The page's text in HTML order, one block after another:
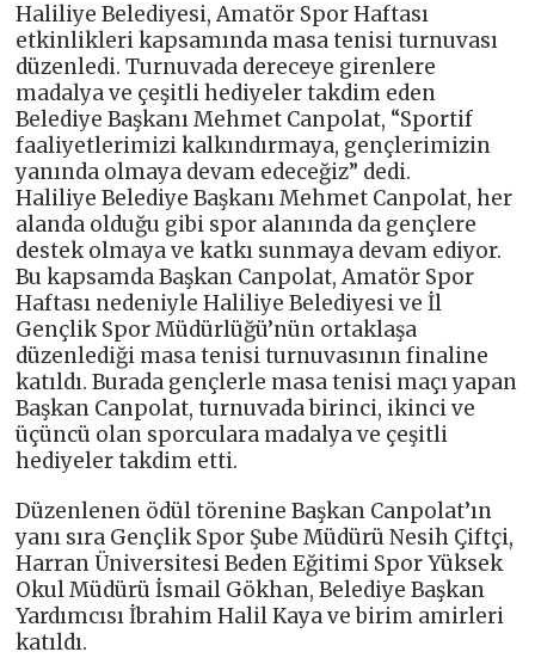
Haliliye Belediyesi, Amatör Spor Haftası
etkinlikleri kapsamında masa tenisi turnuvası
düzenledi. Turnuvada dereceye girenlere
madalya ve çeşitli hediyeler takdim eden
Belediye Başkanı Mehmet Canpolat, “Sportif
faaliyetlerimizi kalkındırmaya, gençlerimizin
yanında olmaya devam edeceğiz” dedi.
Haliliye Belediye Başkanı Mehmet Canpolat, her
alanda olduğu gibi spor alanında da gençlere
destek olmaya ve katkı sunmaya devam ediyor.
Bu kapsamda Başkan Canpolat, Amatör Spor
Haftası nedeniyle Haliliye Belediyesi ve İl
Gençlik Spor Müdürlüğü’nün ortaklaşa
düzenlediği masa tenisi turnuvasının finaline
katıldı. Burada gençlerle masa tenisi maçı yapan
Başkan Canpolat, turnuvada birinci, ikinci ve
üçüncü olan sporculara madalya ve çeşitli
hediyeler takdim etti.
Düzenlenen ödül törenine Başkan Canpolat’ın
yanı sıra Gençlik Spor Şube Müdürü Nesih Çiftçi,
Harran Üniversitesi Beden Eğitimi Spor Yüksek
Okul Müdürü İsmail Gökhan, Belediye Başkan
Yardımcısı İbrahim Halil Kaya ve birim amirleri
katıldı.